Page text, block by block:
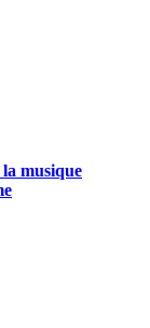
musique